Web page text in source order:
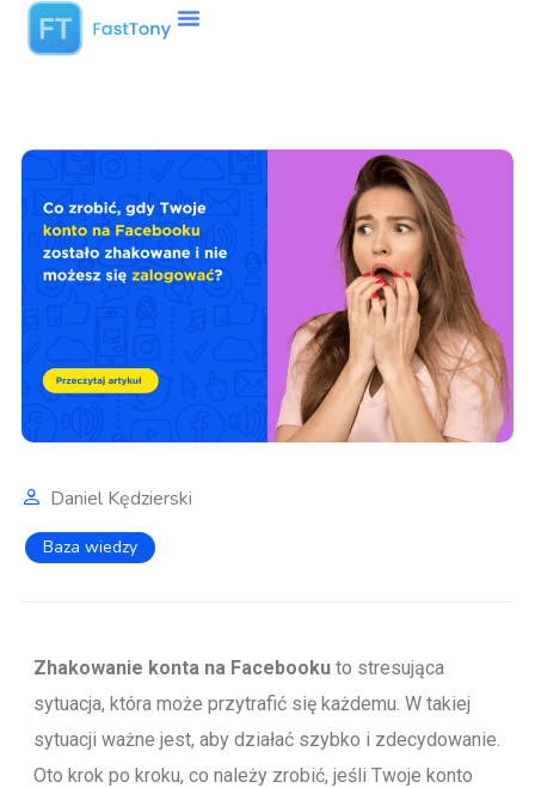
Daniel Kędzierski
Baza wiedzy
Zhakowanie konta na Facebooku to stresująca
sytuacja, która może przytrafić się każdemu. W takiej
sytuacji ważne jest, aby działać szybko i zdecydowanie.
Oto krok po kroku, co należy zrobić, jeśli Twoje konto